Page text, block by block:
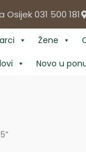
Osijek 031 500 181
Žene
Novo u